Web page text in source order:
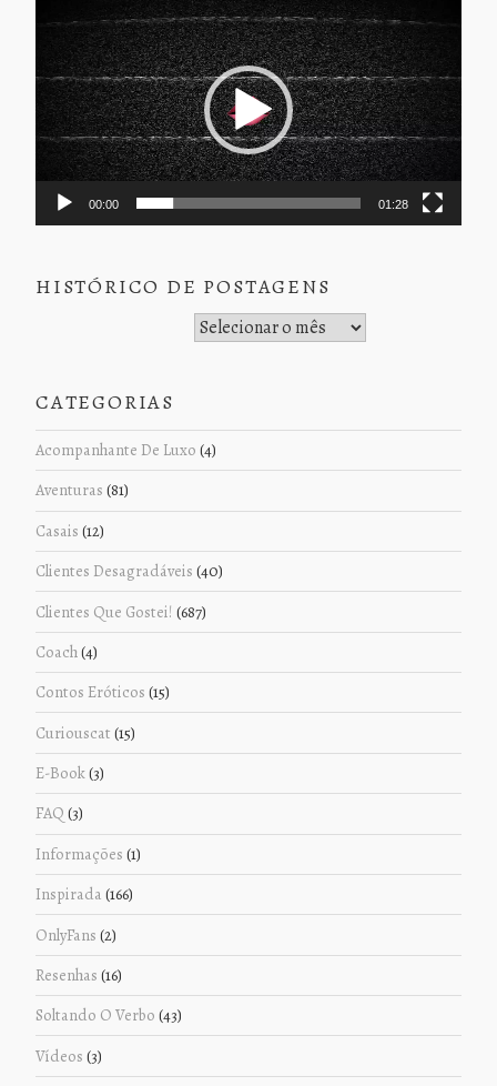
de
vídeo
00:00 01:28
HISTÓRICO DE POSTAGENS
CATEGORIAS
Acompanhante De Luxo (4)
Aventuras (81)
Casais (12)
Clientes Desagradáveis (40)
Clientes Que Gostei! (687)
Coach(4)
Contos Eróticos (15)
Curiouscat (15)
E-Book(3)
FAQ (3)
Informações (1)
Inspirada (166)
OnlyFans (2)
Resenhas (16)
Soltando O Verbo (43)
Vídeos (3)